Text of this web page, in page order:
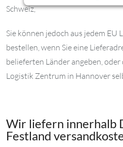
Schweiz,
Sie können jedoch aus jedem EU
bestellen, wenn Sie eine
belieferten Länder angeben,
Logistik Zentrum in Hannover
Wir liefern innerhalb
Festland